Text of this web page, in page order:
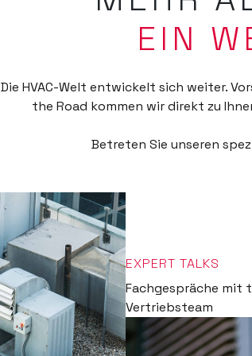
EIN
Die HVAC-Welt entwickelt sich weiter.
the Road kommen wir direkt zu
Betreten Sie unseren
EXPERT TALKS
Fachgespräche mit
Vertriebsteam